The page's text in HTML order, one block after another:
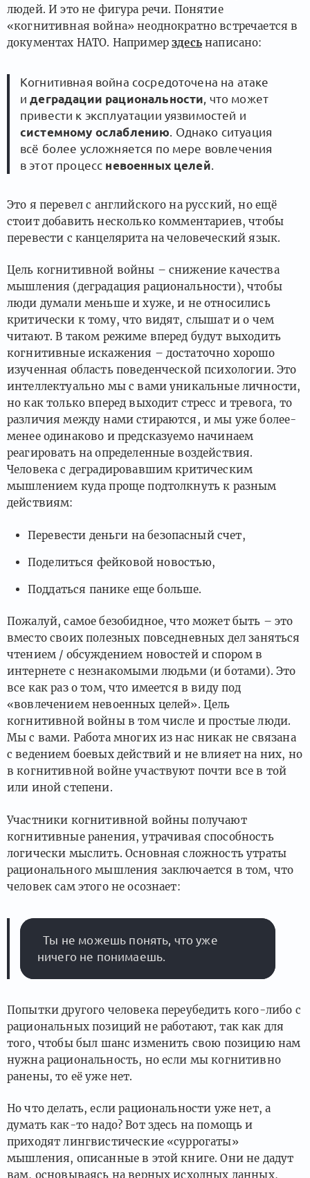
людей. И это не фигура речи. Понятие
«когнитивная война» неоднократно встречается в
документах НАТО. Напримерздесьнаписано:
Когнитивная война сосредоточена на атаке
и деградации рациональности , что может
привести к эксплуатации уязвимостей и
системному ослаблению . Однако ситуация
всё более усложняется по мере вовлечения
в этот процесс невоенных целей
Это я перевел с английского на русский, но ещё
стоит добавить несколько комментариев, чтобы
перевести с канцелярита на человеческий язык.
Цель когнитивной войны – снижение качества
мышления (деградация рациональности), чтобы
люди думали меньше и хуже, и не относились
критически к тому, что видят, слышат и о чем
читают. В таком режиме вперед будут выходить
когнитивные искажения – достаточно хорошо
изученная область поведенческой психологии. Это
интеллектуально мы с вами уникальные личности,
но как только вперед выходит стресс и тревога, то
различия между нами стираются, и мы уже более-
менее одинаково и предсказуемо начинаем
реагировать на определенные воздействия.
Человека с деградировавшим критическим
мышлением куда проще подтолкнуть к разным
действиям:
Перевести деньги на безопасный счет,
Поделиться фейковой новостью,
Поддаться панике еще больше.
Пожалуй, самое безобидное, что может быть – это
вместо своих полезных повседневных дел заняться
чтением / обсуждением новостей и спором в
интернете с незнакомыми людьми (и ботами). Это
все как раз о том, что имеется в виду под
«вовлечением невоенных целей». Цель
когнитивной войны в том числе и простые люди.
Мы с вами. Работа многих из нас никак не связана
с ведением боевых действий и не влияет на них, но
в когнитивной войне участвуют почти все в той
или иной степени.
Участники когнитивной войны получают
когнитивные ранения, утрачивая способность
логически мыслить. Основная сложность утраты
рационального мышления заключается в том, что
человек сам этого не осознает:
  Ты не можешь понять, что уже
Попытки другого человека переубедить кого-либо с
рациональных позиций не работают, так как для
того, чтобы был шанс изменить свою позицию нам
нужна рациональность, но если мы когнитивно
ранены, то её уже нет.
Но что делать, если рациональности уже нет, а
думать как-то надо? Вот здесь на помощь и
приходят лингвистические «суррогаты»
мышления, описанные в этой книге. Они не дадут
вам, основываясь на верных исходных данных,